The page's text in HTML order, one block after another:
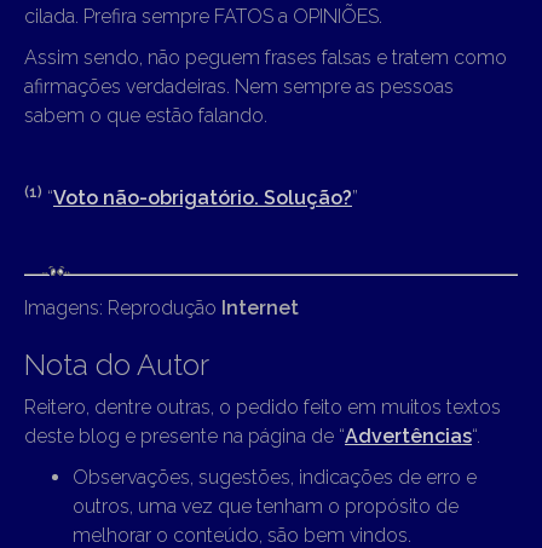
cilada. Prefira sempre FATOS a OPINIÕES.
Assim sendo, não peguem frases falsas e tratem como
afirmações verdadeiras. Nem sempre as pessoas
sabem o que estão falando.
(1) “Voto não-obrigatório. Solução?”
Imagens: Reprodução Internet
Nota do Autor
Reitero, dentre outras, o pedido feito em muitos textos
deste blog e presente na página de “Advertências“.
Observações, sugestões, indicações de erro e
outros, uma vez que tenham o propósito de
melhorar o conteúdo, são bem vindos.